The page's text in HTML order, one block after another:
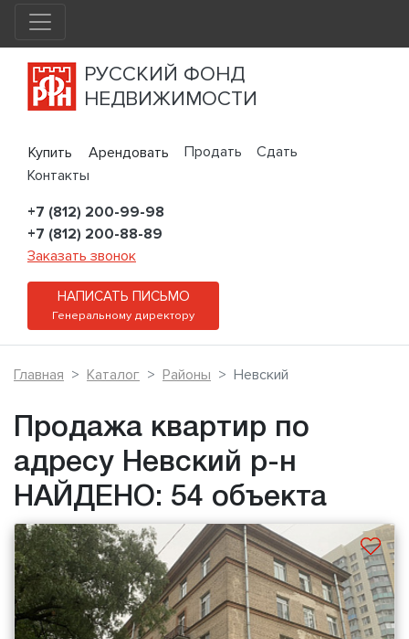
РУССКИЙ ФОНД
НЕДВИЖИМОСТИ
Купить Арендовать Продать
Сдать
Контакты
+7 (812) 200-99-98
+7 (812) 200-88-89
Заказать звонок
НАПИСАТЬ ПИСЬМО
Генеральному директору
Главная Каталог Районы Невский
Продажа квартир по
адресу Невский р-н
НАЙДЕНО: 54 объекта